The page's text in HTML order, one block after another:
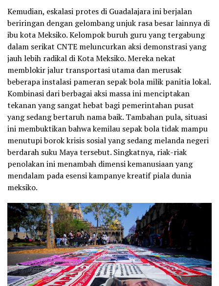
Kemudian, eskalasi protes di Guadalajara ini berjalan
beriringan dengan gelombang unjuk rasa besar lainnya di
ibu kota Meksiko. Kelompok buruh guru yang tergabung
dalam serikat CNTE meluncurkan aksi demonstrasi yang
jauh lebih radikal di Kota Meksiko. Mereka nekat
memblokir jalur transportasi utama dan merusak
beberapa instalasi pameran sepak bola milik panitia lokal.
Kombinasi dari berbagai aksi massa ini menciptakan
tekanan yang sangat hebat bagi pemerintahan pusat
yang sedang bertaruh nama baik. Tambahan pula, situasi
ini membuktikan bahwa kemilau sepak bola tidak mampu
menutupi borok krisis sosial yang sedang melanda negeri
berdarah suku Maya tersebut. Singkatnya, riak-riak
penolakan ini menambah dimensi kemanusiaan yang
mendalam pada esensi kampanye kreatif piala dunia
meksiko.